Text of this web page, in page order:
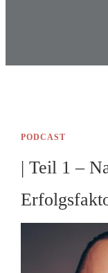
PODCAST
| Teil 1 –